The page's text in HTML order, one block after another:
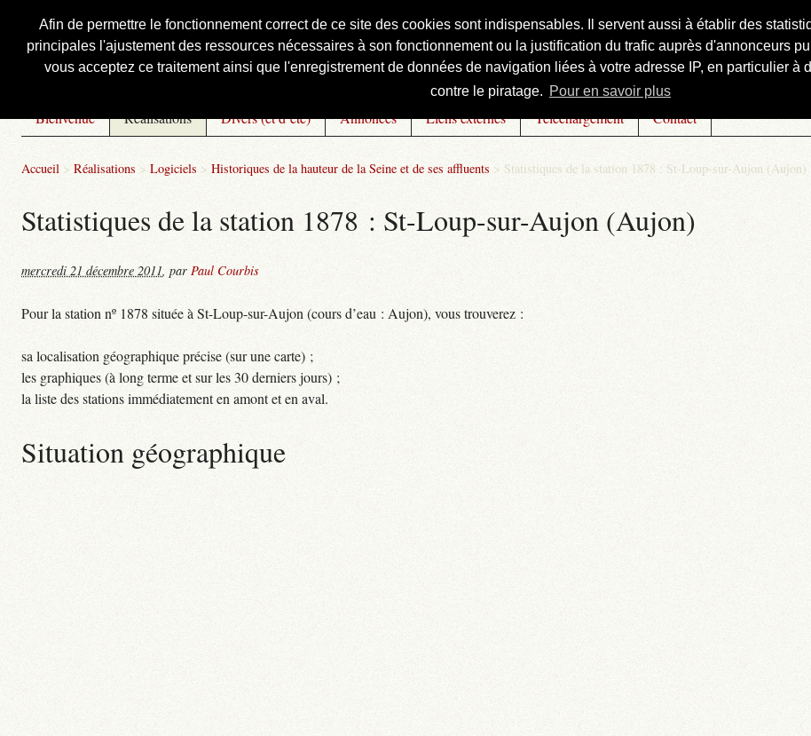
Afin de permettre le fonctionnement correct de ce site des cookies sont indispensables. Il servent aussi à établir des
principales l'ajustement des ressources nécessaires à son fonctionnement ou la justification du trafic auprès d'annonceurs
vous acceptez ce traitement ainsi que l'enregistrement de données de navigation liées à votre adresse IP, en particulier à
contre le piratage. Pour en savoir plus
Courbis, « LE » Blog Officiel
Bienvenue Réalisations Divers (et d’été) Annonces Liens externes Téléchargement Contact
Accueil > Réalisations > Logiciels > Historiques de la hauteur de la Seine et de ses affluents > Statistiques de la station 1878 : St-Loup-sur-Aujon (Aujon)
Statistiques de la station 1878 : St-Loup-sur-Aujon (Aujon)
mercredi 21 décembre 2011, par Paul Courbis
Pour la station nº 1878 située à St-Loup-sur-Aujon (cours d’eau : Aujon), vous trouverez :
sa localisation géographique précise (sur une carte) ;
les graphiques (à long terme et sur les 30 derniers jours) ;
la liste des stations immédiatement en amont et en aval.
Situation géographique